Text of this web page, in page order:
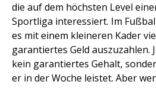
die auf dem höchsten Level
Sportliga interessiert. Im
es mit einem kleineren Kader
garantiertes Geld auszuzahlen.
kein garantiertes Gehalt,
er in der Woche leistet. Aber